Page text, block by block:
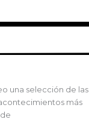
una selección de las
más